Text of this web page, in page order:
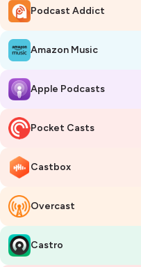
Jeunesse).
Voix : Julie Pialot / E.Viau.
Viau. Musique : Fixxions.
Production : Emmanuel Viau.
Hébergé par Ausha. Visitez
Podcast Addict
Amazon Music
Apple Podcasts
Pocket Casts
Castbox
Overcast
Castro